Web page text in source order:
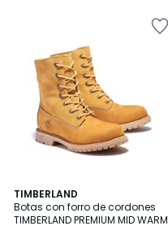
TIMBERLAND
Botas con forro de cordones
TIMBERLAND PREMIUM MID WARM
4,6
/ 5